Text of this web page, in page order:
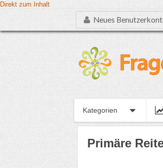
Direkt zum Inhalt
Neues
Kategorien
Primäre